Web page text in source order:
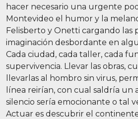
hacer necesario una urgente
Montevideo el humor y la
Felisberto y Onetti cargando las
imaginación desbordante en
Cada ciudad, cada taller, cada
supervivencia. Llevar las obras,
llevarlas al hombro sin virus,
línea reirían, con cual saldría un
silencio sería emocionante o tal
Actuar es descubrir el